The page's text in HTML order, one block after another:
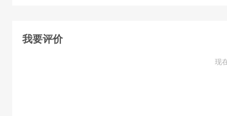
课件8. 施工现场安全管理 (1学时)
我要评价
现